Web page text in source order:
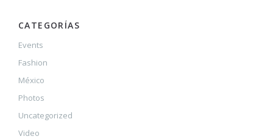
CATEGORÍAS
Events
Fashion
México
Photos
Uncategorized
Video